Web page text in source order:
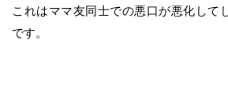
これはママ友同士での悪口が悪化して
です。